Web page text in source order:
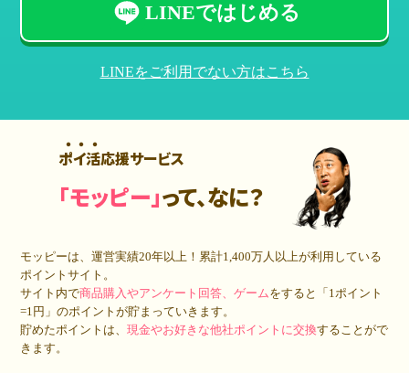
LINEではじめる
LINEをご利用でない方はこちら
ポイ活応援サービス
「モッピー」って、なに？
モッピーは、運営実績20年以上！累計1,400万人 以上が利用している
ポイントサイト。
サイト内で商品購入やアンケート回答、ゲームをすると「1ポイント
=1円」のポイントが貯まっていきます。
貯めたポイントは、現金やお好きな他社ポイントに交換することがで
きます。